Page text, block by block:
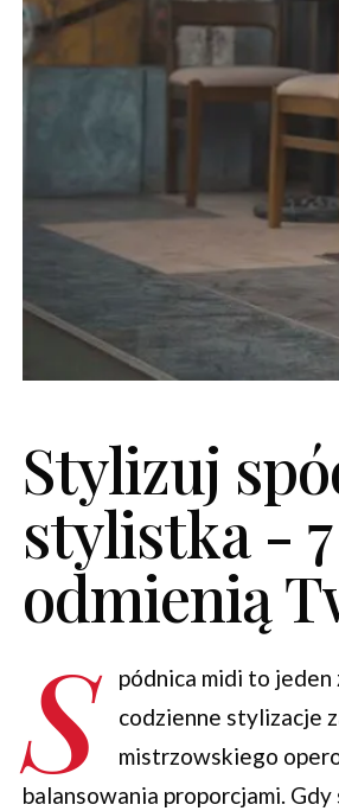
Stylizuj
stylistka -
odmienią
S
pódnica midi to
codzienne stylizacje
mistrzowskiego
balansowania proporcjami.